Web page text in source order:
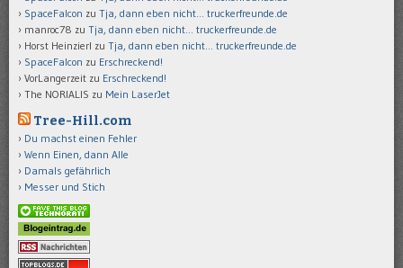
SpaceFalcon zu Tja, dann eben nicht… truckerfreunde.de
manroc78 zu Tja, dann eben nicht… truckerfreunde.de
Horst Heinzierl zu Tja, dann eben nicht… truckerfreunde.de
SpaceFalcon zu Erschreckend!
VorLangerzeit zu Erschreckend!
The NORIALIS zu Mein LaserJet
Tree-Hill.com
Du machst einen Fehler
Wenn Einen, dann Alle
Damals gefährlich
Messer und Stich